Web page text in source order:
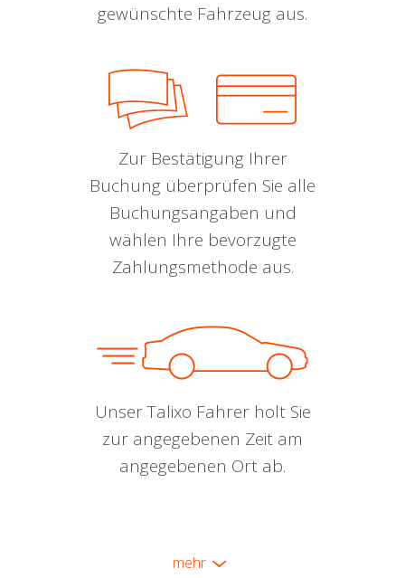
gewünschte Fahrzeug aus.
Zur Bestätigung Ihrer
Buchung überprüfen Sie alle
Buchungsangaben und
wählen Ihre bevorzugte
Zahlungsmethode aus.
Unser Talixo Fahrer holt Sie
zur angegebenen Zeit am
angegebenen Ort ab.
mehr